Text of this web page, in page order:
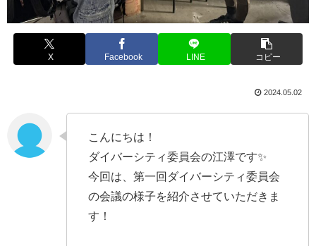
X Facebook LINE コピー
2024.05.02
こんにちは！
ダイバーシティ委員会の江澤です✨
今回は、第一回ダイバーシティ委員会
の会議の様子を紹介させていただきま
す！